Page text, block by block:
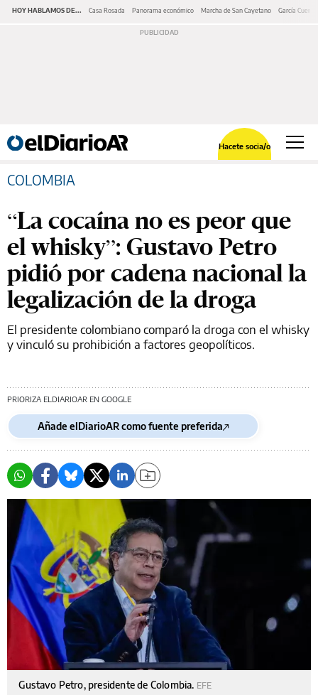
HOY HABLAMOS DE... Casa Rosada Panorama económico Marcha de San Cayetano García Cuerva
Hacete socia/o
COLOMBIA
“La cocaína no es peor que
el whisky”: Gustavo Petro
pidió por cadena nacional la
legalización de la droga
El presidente colombiano comparó la droga con el whisky
y vinculó su prohibición a factores geopolíticos.
PRIORIZA ELDIARIOAR EN GOOGLE
Añade elDiarioAR como fuente preferida
Gustavo Petro, presidente de Colombia. EFE